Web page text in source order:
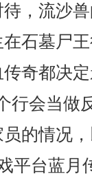
，流沙
石墓尸
奇都决
行会当做
的情况
平台蓝月